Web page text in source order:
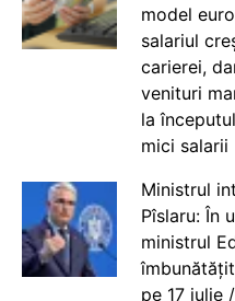
model
salariul
carierei,
venituri
la
mici salarii
Ministrul
Pîslaru: În
ministrul
pe 17 iulie